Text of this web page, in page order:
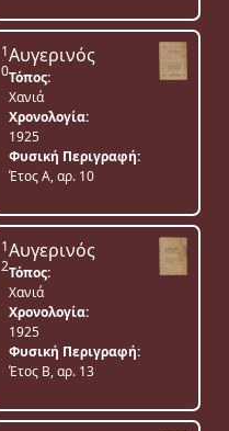
1
0
Αυγερινός
Τόπος:
Χανιά
Χρονολογία:
1925
Φυσική Περιγραφή:
Έτος Α, αρ. 10
1
2
Αυγερινός
Τόπος:
Χανιά
Χρονολογία:
1925
Φυσική Περιγραφή:
Έτος Β, αρ. 13